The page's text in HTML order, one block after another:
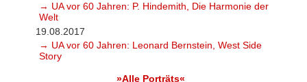
→ UA vor 60 Jahren: P. Hindemith, Die Harmonie der
Welt
19.08.2017
→ UA vor 60 Jahren: Leonard Bernstein, West Side
Story
»Alle Porträts«